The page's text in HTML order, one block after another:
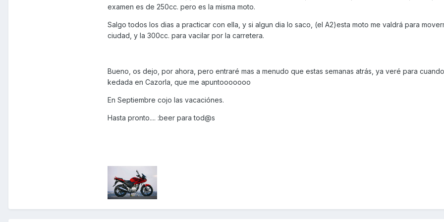
examen es de 250cc. pero es la misma moto.
Salgo todos los dias a practicar con ella, y si algun dia lo saco, (el A2)esta moto me valdrá para
ciudad, y la 300cc. para vacilar por la carretera.
Bueno, os dejo, por ahora, pero entraré mas a menudo que estas semanas atrás, ya veré para
kedada en Cazorla, que me apuntooooooo
En Septiembre cojo las vacaciónes.
Hasta pronto.... :beer para tod@s